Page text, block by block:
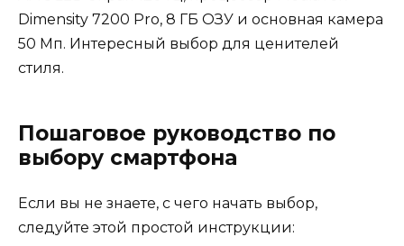
Dimensity 7200 Pro, 8 ГБ ОЗУ и основная камера
50 Мп. Интересный выбор для ценителей
стиля.
Пошаговое руководство по
выбору смартфона
Если вы не знаете, с чего начать выбор,
следуйте этой простой инструкции: